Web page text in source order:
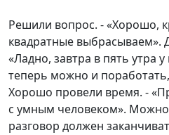
Решили вопрос. - «Хорошо,
квадратные выбрасываем».
«Ладно, завтра в пять утра
теперь можно и
Хорошо провели время. -
с умным человеком». Можно
разговор должен